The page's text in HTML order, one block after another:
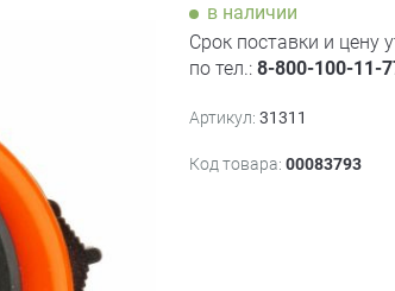
в наличии
Срок поставки и цену
по тел.:8-800-100-11-
Артикул: 31311
Код товара: 00083793